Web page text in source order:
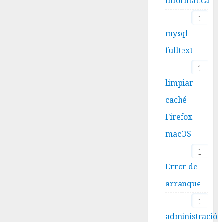
1
mysql
fulltext
1
limpiar
caché
Firefox
macOS
1
Error de
arranque
1